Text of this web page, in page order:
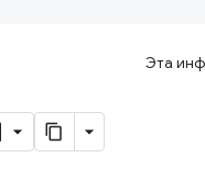
Эта